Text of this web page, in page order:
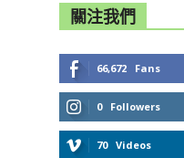
關注我們
66,672 Fans
0 Followers
70 Videos